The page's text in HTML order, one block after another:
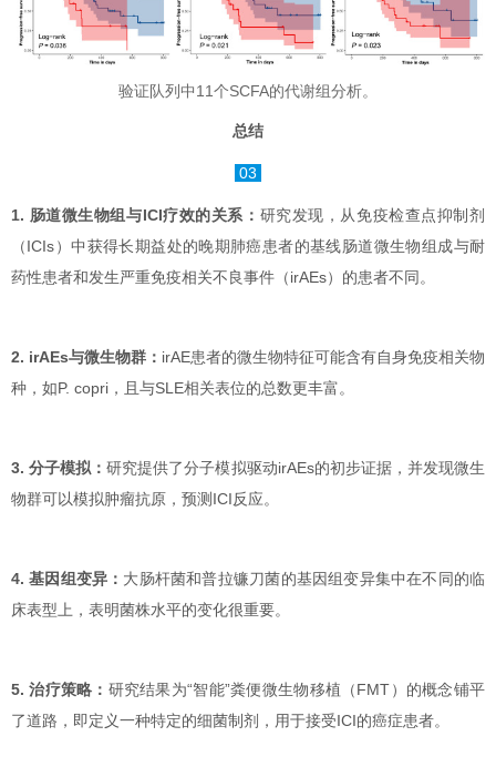
验证队列中11个SCFA的代谢组分析。
总结
03
1. 肠道微生物组与ICI疗效的关系： 研究发现，从免疫检查点抑制剂
（ICIs）中获得长期益处的晚期肺癌患者的基线肠道微生物组成与耐
药性患者和发生严重免疫相关不良事件（irAEs）的患者不同。
2. irAEs与微生物群： irAE患者的微生物特征可能含有自身免疫相关物
种，如P. copri，且与SLE相关表位的总数更丰富。
3. 分子模拟：研究提供了分子模拟驱动irAEs的初步证据，并发现微生
物群可以模拟肿瘤抗原，预测ICI反应。
4. 基因组变异： 大肠杆菌和普拉镰刀菌的基因组变异集中在不同的临
床表型上，表明菌株水平的变化很重要。
5. 治疗策略： 研究结果为“智能”粪便微生物移植（FMT）的概念铺平
了道路，即定义一种特定的细菌制剂，用于接受ICI的癌症患者。